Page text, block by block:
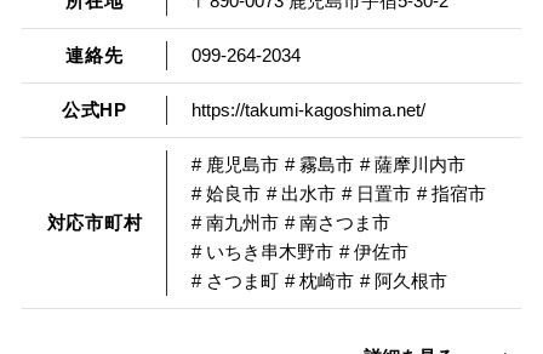
連絡先 099-264-2034
公式HP https://takumi-kagoshima.net/
対応市町村
# 鹿児島市 # 霧島市 # 薩摩川内市
# 姶良市 # 出水市 # 日置市 # 指宿市
# 南九州市 # 南さつま市
# いちき串木野市 # 伊佐市
# さつま町 # 枕崎市 # 阿久根市